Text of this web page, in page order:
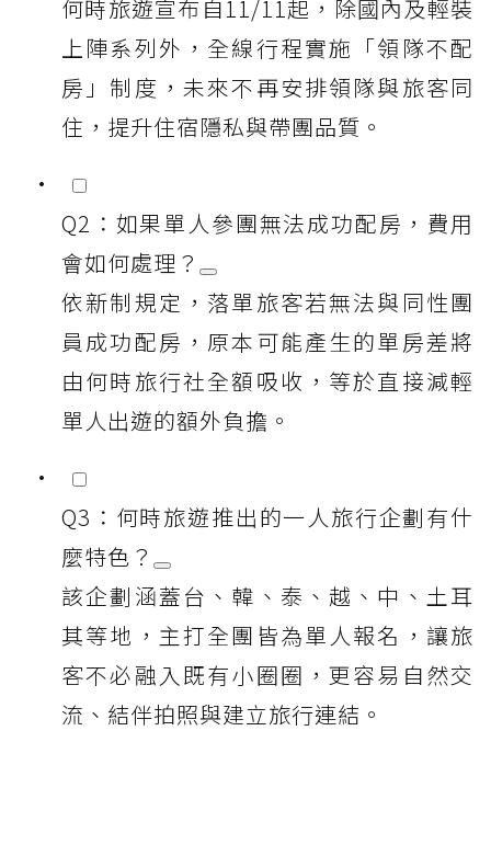
何時旅遊宣布自11/11起，除國內及輕裝
上陣系列外，全線行程實施「領隊不配
房」制度，未來不再安排領隊與旅客同
住，提升住宿隱私與帶團品質。
Q2：如果單人參團無法成功配房，費用
會如何處理？
依新制規定，落單旅客若無法與同性團
員成功配房，原本可能產生的單房差將
由何時旅行社全額吸收，等於直接減輕
單人出遊的額外負擔。
Q3：何時旅遊推出的一人旅行企劃有什
麼特色？
該企劃涵蓋台、韓、泰、越、中、土耳
其等地，主打全團皆為單人報名，讓旅
客不必融入既有小圈圈，更容易自然交
流、結伴拍照與建立旅行連結。